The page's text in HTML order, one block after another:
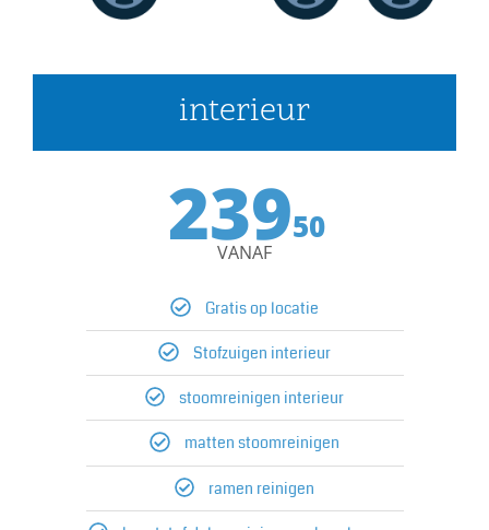
interieur
23950
VANAF
Gratis op locatie
Stofzuigen interieur
stoomreinigen interieur
matten stoomreinigen
ramen reinigen